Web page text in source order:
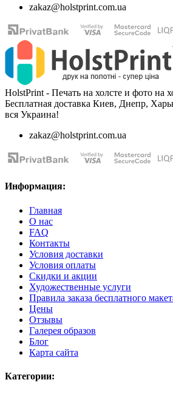
zakaz@holstprint.com.ua
HolstPrint - Печать на холсте и фото на
Бесплатная доставка Киев, Днепр,
вся Украина!
zakaz@holstprint.com.ua
Информация:
Главная
О нас
FAQ
Контакты
Условия доставки
Условия оплаты
Скидки и акции
Художественные услуги
Правила заказа бесплатного
Цены
Отзывы
Галерея образов
Блог
Карта сайта
Категории: